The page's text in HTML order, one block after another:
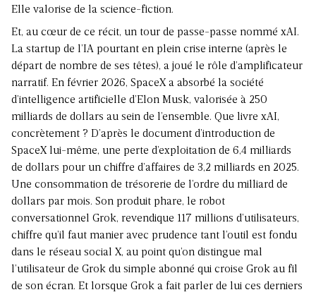
Elle valorise de la science-fiction.
Et, au cœur de ce récit, un tour de passe-passe nommé xAI.
La startup de l’IA pourtant en plein crise interne (après le
départ de nombre de ses têtes), a joué le rôle d’amplificateur
narratif. En février 2026, SpaceX a absorbé la société
d’intelligence artificielle d’Elon Musk, valorisée à 250
milliards de dollars au sein de l’ensemble. Que livre xAI,
concrètement ? D’après le document d’introduction de
SpaceX lui-même, une perte d’exploitation de 6,4 milliards
de dollars pour un chiffre d’affaires de 3,2 milliards en 2025.
Une consommation de trésorerie de l’ordre du milliard de
dollars par mois. Son produit phare, le robot
conversationnel Grok, revendique 117 millions d’utilisateurs,
chiffre qu’il faut manier avec prudence tant l’outil est fondu
dans le réseau social X, au point qu’on distingue mal
l’utilisateur de Grok du simple abonné qui croise Grok au fil
de son écran. Et lorsque Grok a fait parler de lui ces derniers